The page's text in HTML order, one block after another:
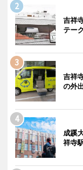
吉祥
テー
吉祥
の外
成蹊
祥寺